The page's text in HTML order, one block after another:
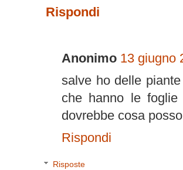
Rispondi
Anonimo 13 giugno
salve ho delle
che hanno le
dovrebbe cosa
Rispondi
Risposte